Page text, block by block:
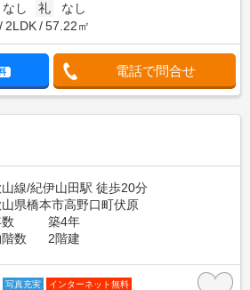
なし 礼
なし
2LDK 57.22㎡
電話で問合せ
線/紀伊山田駅 徒歩20分
県橋本市高野口町伏原
築4年
数
2階建
写真充実 インターネット無料